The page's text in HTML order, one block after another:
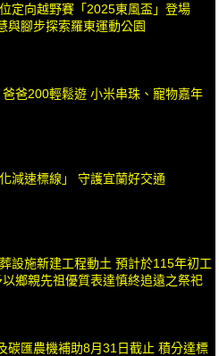
定向越野賽「2025東風盃」登場
與腳步探索羅東運動公園
爸200輕鬆遊 小米串珠、寵物嘉年
減速標線」 守護宜蘭好交通
設施新建工程動土 預計於115年初工
鄉親先祖優質表達慎終追遠之祭祀
碳匯農機補助8月31日截止 積分達標